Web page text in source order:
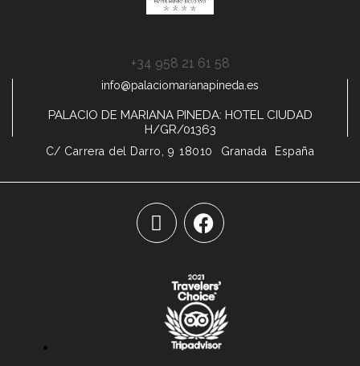
+34 958 21 61 58
info@palaciomarianapineda.es
PALACIO DE MARIANA PINEDA: HOTEL CIUDAD
H/GR/01363
C/ Carrera del Darro, 9 18010 Granada España